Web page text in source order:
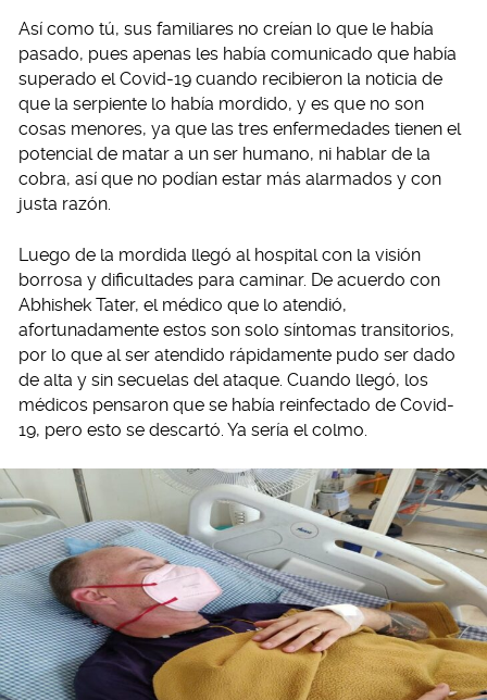
Así como tú, sus familiares no creían lo que le había
pasado, pues apenas les había comunicado que había
superado el Covid-19 cuando recibieron la noticia de
que la serpiente lo había mordido, y es que no son
cosas menores, ya que las tres enfermedades tienen el
potencial de matar a un ser humano, ni hablar de la
cobra, así que no podían estar más alarmados y con
justa razón.
Luego de la mordida llegó al hospital con la visión
borrosa y dificultades para caminar. De acuerdo con
Abhishek Tater, el médico que lo atendió,
afortunadamente estos son solo síntomas transitorios,
por lo que al ser atendido rápidamente pudo ser dado
de alta y sin secuelas del ataque. Cuando llegó, los
médicos pensaron que se había reinfectado de Covid-
19, pero esto se descartó. Ya sería el colmo.